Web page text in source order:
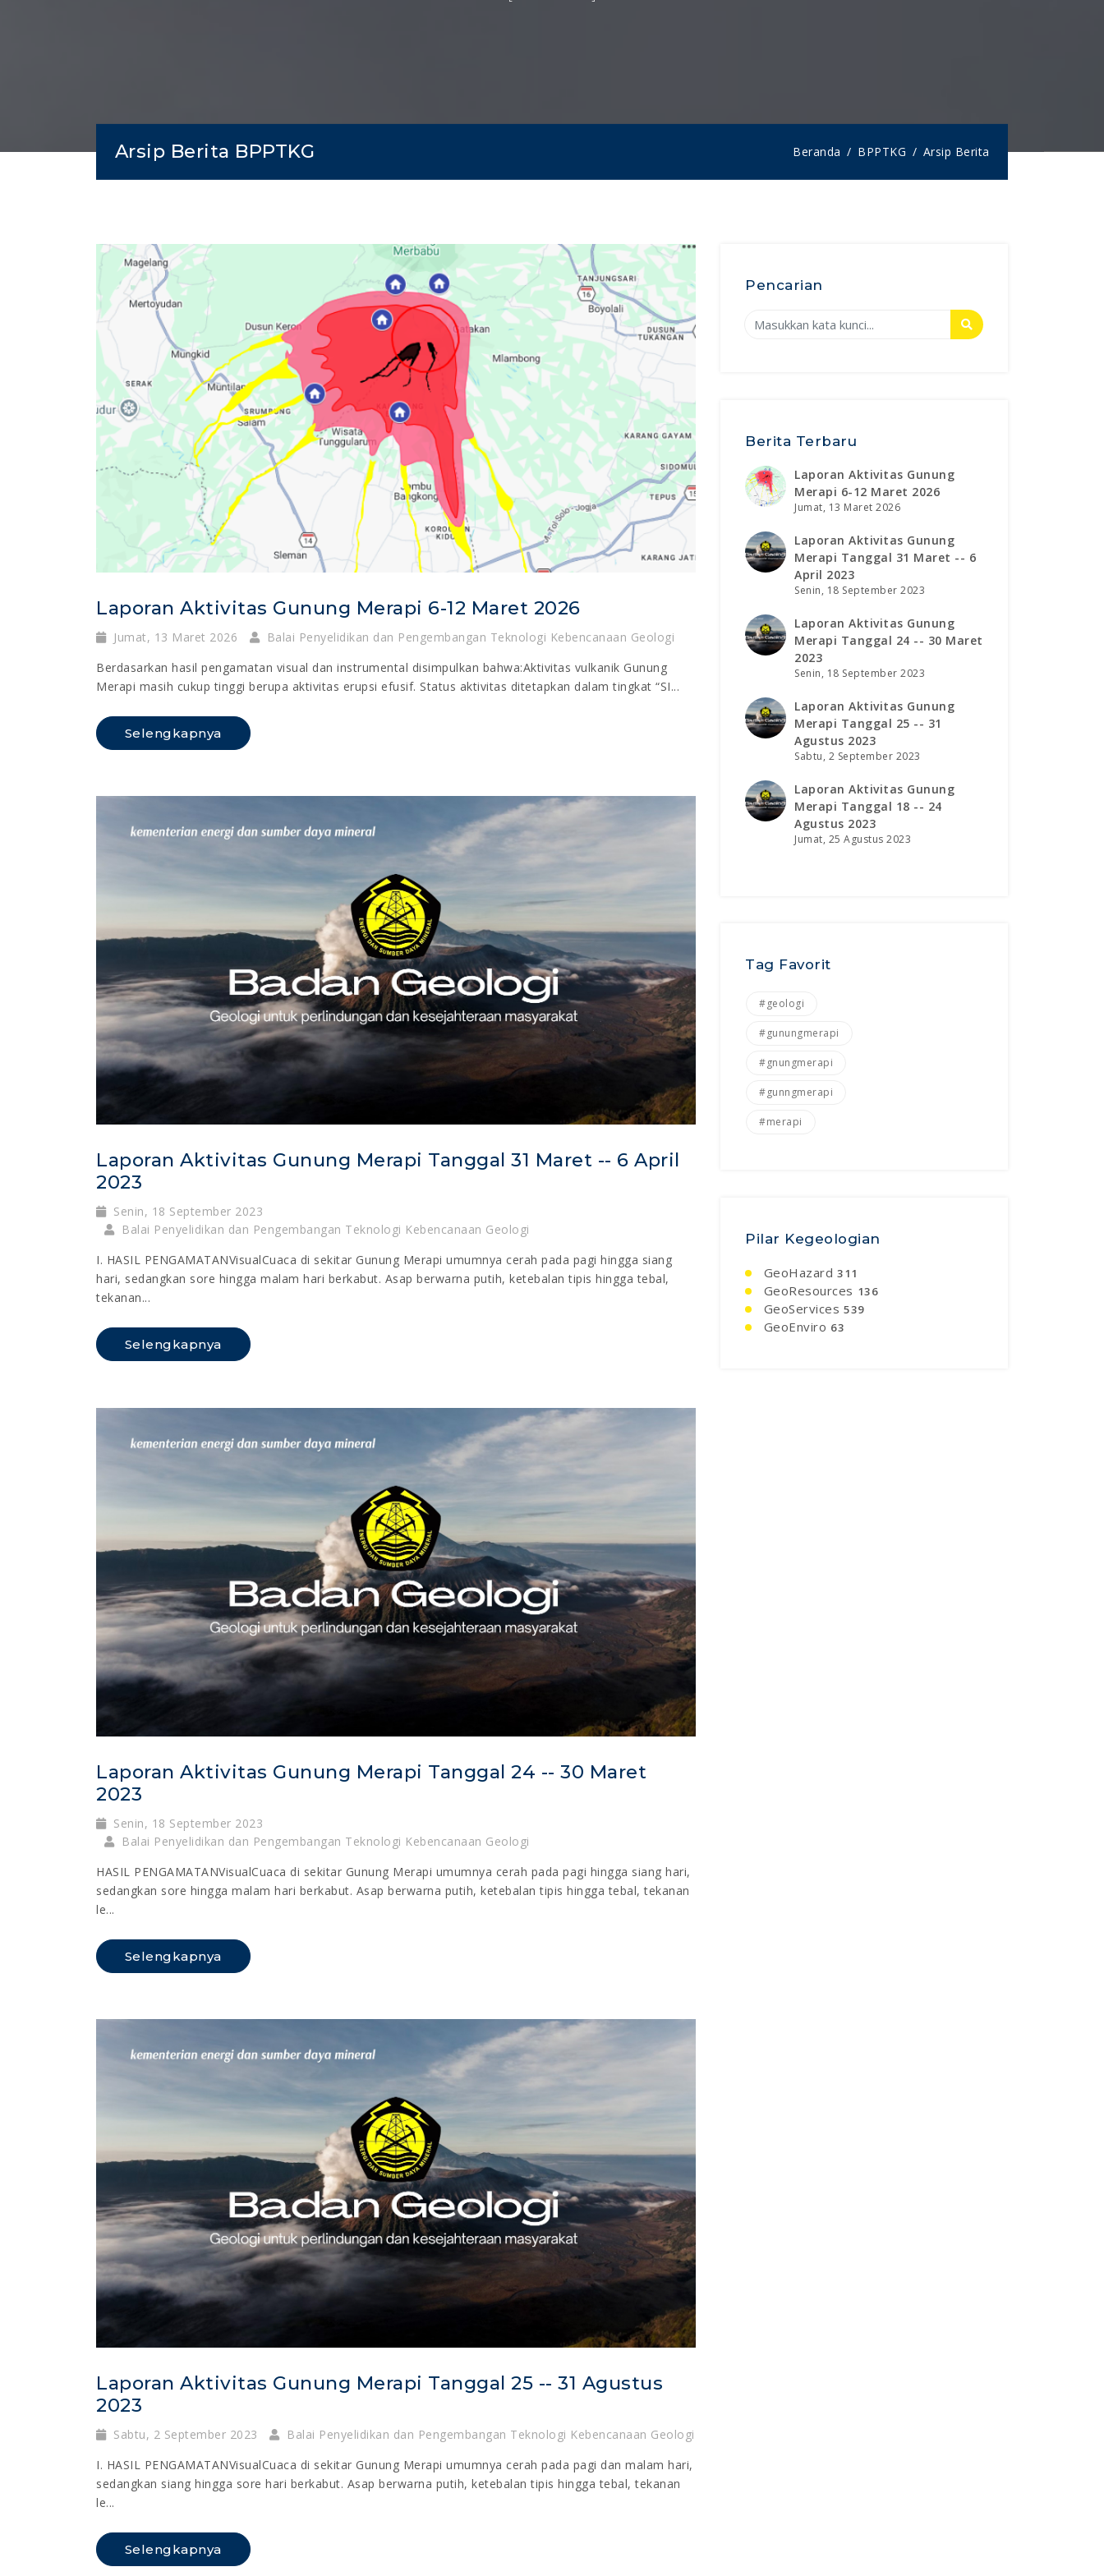
Arsip Berita BPPTKG Beranda BPPTKG Arsip Berita
Laporan Aktivitas Gunung Merapi 6-12 Maret 2026
Jumat, 13 Maret 2026
Balai Penyelidikan dan Pengembangan Teknologi Kebencanaan Geologi
Berdasarkan hasil pengamatan visual dan instrumental disimpulkan bahwa:Aktivitas vulkanik Gunung
Merapi masih cukup tinggi berupa aktivitas erupsi efusif. Status aktivitas ditetapkan dalam tingkat “SI...
Selengkapnya
Laporan Aktivitas Gunung Merapi Tanggal 31 Maret -- 6 April
2023
Senin, 18 September 2023
Balai Penyelidikan dan Pengembangan Teknologi Kebencanaan Geologi
I. HASIL PENGAMATANVisualCuaca di sekitar Gunung Merapi umumnya cerah pada pagi hingga siang
hari, sedangkan sore hingga malam hari berkabut. Asap berwarna putih, ketebalan tipis hingga tebal,
tekanan...
Selengkapnya
Laporan Aktivitas Gunung Merapi Tanggal 24 -- 30 Maret
2023
Senin, 18 September 2023
Balai Penyelidikan dan Pengembangan Teknologi Kebencanaan Geologi
HASIL PENGAMATANVisualCuaca di sekitar Gunung Merapi umumnya cerah pada pagi hingga siang hari,
sedangkan sore hingga malam hari berkabut. Asap berwarna putih, ketebalan tipis hingga tebal, tekanan
le...
Selengkapnya
Laporan Aktivitas Gunung Merapi Tanggal 25 -- 31 Agustus
2023
Sabtu, 2 September 2023
Balai Penyelidikan dan Pengembangan Teknologi Kebencanaan Geologi
I. HASIL PENGAMATANVisualCuaca di sekitar Gunung Merapi umumnya cerah pada pagi dan malam hari,
sedangkan siang hingga sore hari berkabut. Asap berwarna putih, ketebalan tipis hingga tebal, tekanan
le...
Selengkapnya
Pencarian
Berita Terbaru
Laporan Aktivitas Gunung
Merapi 6-12 Maret 2026
Jumat, 13 Maret 2026
Laporan Aktivitas Gunung
Merapi Tanggal 31 Maret -- 6
April 2023
Senin, 18 September 2023
Laporan Aktivitas Gunung
Merapi Tanggal 24 -- 30 Maret
2023
Senin, 18 September 2023
Laporan Aktivitas Gunung
Merapi Tanggal 25 -- 31
Agustus 2023
Sabtu, 2 September 2023
Laporan Aktivitas Gunung
Merapi Tanggal 18 -- 24
Agustus 2023
Jumat, 25 Agustus 2023
Tag Favorit
#geologi
#gunungmerapi
#gnungmerapi
#gunngmerapi
#merapi
Pilar Kegeologian
GeoHazard 311
GeoResources 136
GeoServices 539
GeoEnviro 63